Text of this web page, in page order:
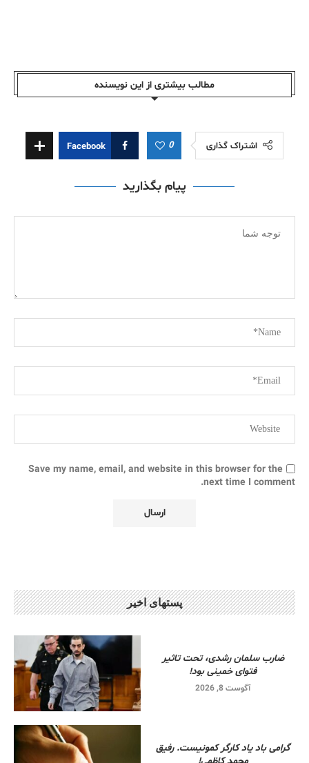
مطالب بیشتری از این نویسندە
اشتراک گذاری 0
Facebook
پیام بگذارید
Save my name, email, and website in this browser for the
next time I comment.
پستهای اخیر
ضارب سلمان رشدی، تحت تاثیر
فتوای خمینی بود!
آگوست 8, 2026
گرامی باد یاد کارگر کمونیست. رفیق